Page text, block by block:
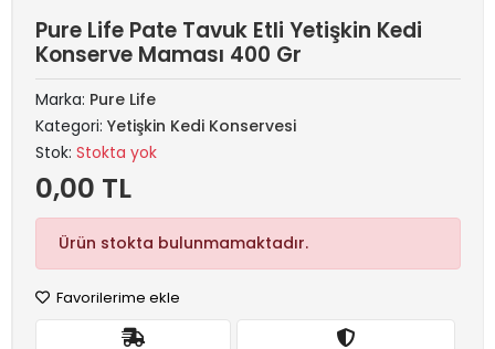
Pure Life Pate Tavuk Etli Yetişkin Kedi
Konserve Maması 400 Gr
Marka: Pure Life
Kategori: Yetişkin Kedi Konservesi
Stok: Stokta yok
0,00 TL
Ürün stokta bulunmamaktadır.
Favorilerime ekle